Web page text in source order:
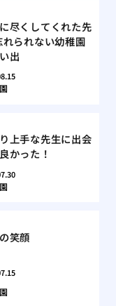
尽くしてくれた先
られない幼稚園
出
上手な先生に出会
かった！
笑顔